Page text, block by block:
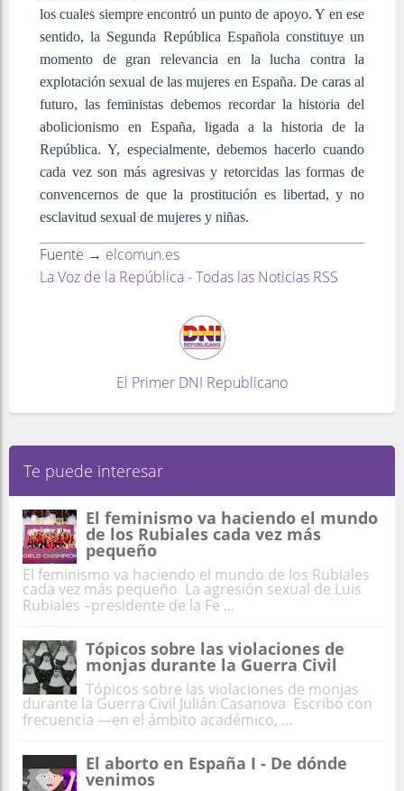
los cuales siempre encontró un punto de apoyo. Y en ese
sentido, la Segunda República Española constituye un
momento de gran relevancia en la lucha contra la
explotación sexual de las mujeres en España. De caras al
futuro, las feministas debemos recordar la historia del
abolicionismo en España, ligada a la historia de la
República. Y, especialmente, debemos hacerlo cuando
cada vez son más agresivas y retorcidas las formas de
convencernos de que la prostitución es libertad, y no
esclavitud sexual de mujeres y niñas.
Fuente → elcomun.es
La Voz de la República - Todas las Noticias RSS
El Primer DNI Republicano
Te puede interesar
El feminismo va haciendo el mundo
de los Rubiales cada vez más
pequeño
El feminismo va haciendo el mundo de los Rubiales
cada vez más pequeño La agresión sexual de Luis
Rubiales –presidente de la Fe ...
Tópicos sobre las violaciones de
monjas durante la Guerra Civil
Tópicos sobre las violaciones de monjas
durante la Guerra Civil Julián Casanova Escribo con
frecuencia —en el ámbito académico, ...
El aborto en España I - De dónde
venimos